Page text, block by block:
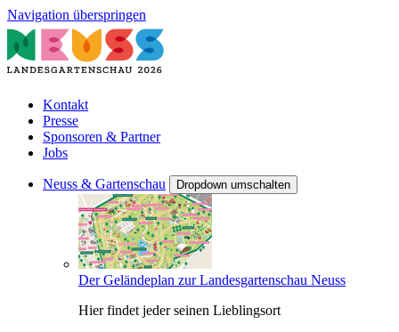
Navigation überspringen
Kontakt
Presse
Sponsoren & Partner
Jobs
Neuss & Gartenschau Dropdown umschalten
Der Geländeplan zur Landesgartenschau Neuss
Hier findet jeder seinen Lieblingsort